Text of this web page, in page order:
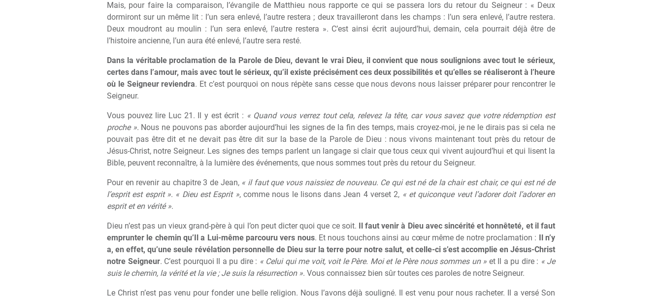
Mais, pour faire la comparaison, l’évangile de Matthieu nous rapporte ce qui se passera lors du retour du Seigneur : « Deux
dormiront sur un même lit : l’un sera enlevé, l’autre restera ; deux travailleront dans les champs : l’un sera enlevé, l’autre restera.
Deux moudront au moulin : l’un sera enlevé, l’autre restera ». C’est ainsi écrit aujourd’hui, demain, cela pourrait déjà être de
l’histoire ancienne, l’un aura été enlevé, l’autre sera resté.
Dans la véritable proclamation de la Parole de Dieu, devant le vrai Dieu, il convient que nous soulignions avec tout le sérieux,
certes dans l’amour, mais avec tout le sérieux, qu’il existe précisément ces deux possibilités et qu’elles se réaliseront à l’heure
où le Seigneur reviendra. Et c’est pourquoi on nous répète sans cesse que nous devons nous laisser préparer pour rencontrer le
Seigneur.
Vous pouvez lire Luc 21. Il y est écrit : « Quand vous verrez tout cela, relevez la tête, car vous savez que votre rédemption est
proche ». Nous ne pouvons pas aborder aujourd’hui les signes de la fin des temps, mais croyez-moi, je ne le dirais pas si cela ne
pouvait pas être dit et ne devait pas être dit sur la base de la Parole de Dieu : nous vivons maintenant tout près du retour de
Jésus-Christ, notre Seigneur. Les signes des temps parlent un langage si clair que tous ceux qui vivent aujourd’hui et qui lisent la
Bible, peuvent reconnaître, à la lumière des événements, que nous sommes tout près du retour du Seigneur.
Pour en revenir au chapitre 3 de Jean, « il faut que vous naissiez de nouveau. Ce qui est né de la chair est chair, ce qui est né de
l’esprit est esprit ». « Dieu est Esprit », comme nous le lisons dans Jean 4 verset 2, « et quiconque veut l’adorer doit l’adorer en
esprit et en vérité ».
Dieu n’est pas un vieux grand-père à qui l’on peut dicter quoi que ce soit. Il faut venir à Dieu avec sincérité et honnêteté, et il faut
emprunter le chemin qu’Il a Lui-même parcouru vers nous. Et nous touchons ainsi au cœur même de notre proclamation : Il n’y
a, en effet, qu’une seule révélation personnelle de Dieu sur la terre pour notre salut, et celle-ci s’est accomplie en Jésus-Christ
notre Seigneur. C’est pourquoi Il a pu dire : « Celui qui me voit, voit le Père. Moi et le Père nous sommes un » et Il a pu dire : « Je
suis le chemin, la vérité et la vie ; Je suis la résurrection ». Vous connaissez bien sûr toutes ces paroles de notre Seigneur.
Le Christ n’est pas venu pour fonder une belle religion. Nous l’avons déjà souligné. Il est venu pour nous racheter. Il a versé Son